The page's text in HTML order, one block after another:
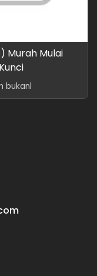
Murah Mulai
bukanl